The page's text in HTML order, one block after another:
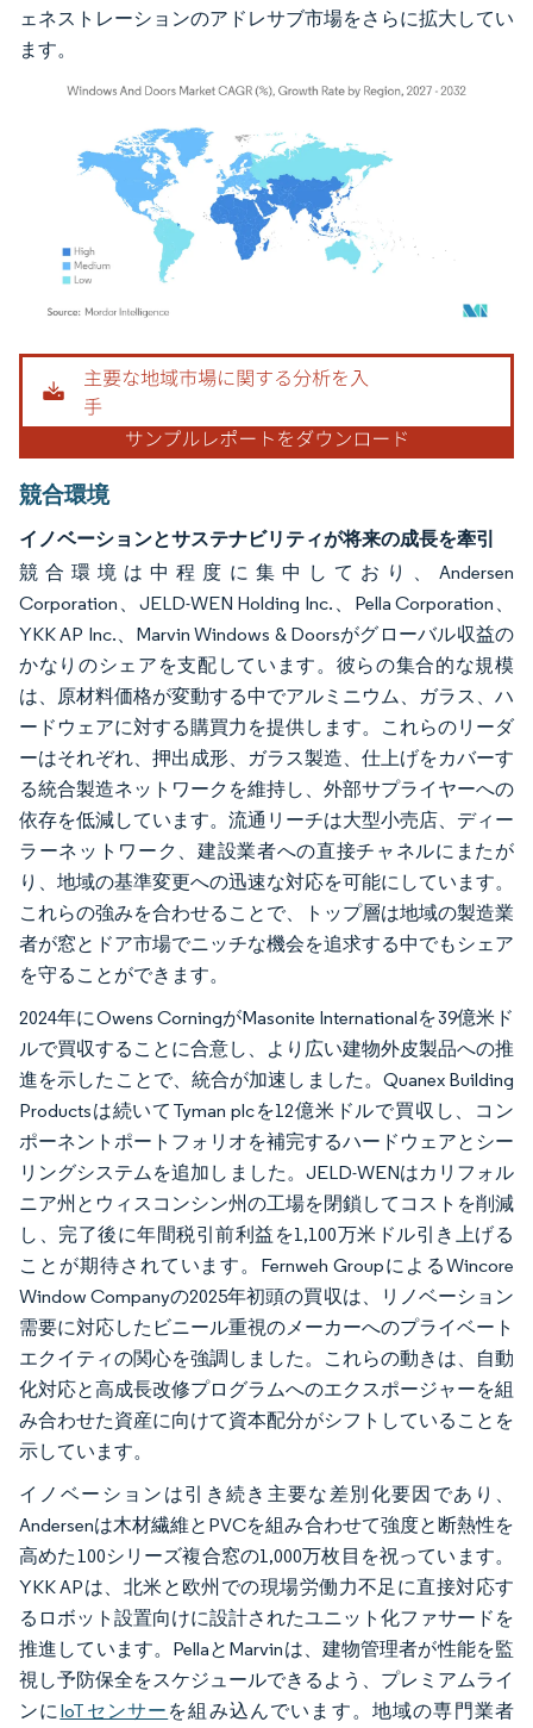
ェネストレーションのアドレサブ市場をさらに拡大してい
ます。
画像 © Mordor Intelligence。再利用にはCC BY 4.0の表示が必要です。
競合環境
イノベーションとサステナビリティが将来の成長を牽引
競合環境は中程度に集中しており、Andersen
Corporation、JELD-WEN Holding Inc.、Pella Corporation、
YKK AP Inc.、Marvin Windows & Doorsがグローバル収益の
かなりのシェアを支配しています。彼らの集合的な規模
は、原材料価格が変動する中でアルミニウム、ガラス、ハ
ードウェアに対する購買力を提供します。これらのリーダ
ーはそれぞれ、押出成形、ガラス製造、仕上げをカバーす
る統合製造ネットワークを維持し、外部サプライヤーへの
依存を低減しています。流通リーチは大型小売店、ディー
ラーネットワーク、建設業者への直接チャネルにまたが
り、地域の基準変更への迅速な対応を可能にしています。
これらの強みを合わせることで、トップ層は地域の製造業
者が窓とドア市場でニッチな機会を追求する中でもシェア
を守ることができます。
2024年にOwens CorningがMasonite Internationalを39億米ド
ルで買収することに合意し、より広い建物外皮製品への推
進を示したことで、統合が加速しました。Quanex Building
Productsは続いてTyman plcを12億米ドルで買収し、コン
ポーネントポートフォリオを補完するハードウェアとシー
リングシステムを追加しました。JELD-WENはカリフォル
ニア州とウィスコンシン州の工場を閉鎖してコストを削減
し、完了後に年間税引前利益を1,100万米ドル引き上げる
ことが期待されています。Fernweh GroupによるWincore
Window Companyの2025年初頭の買収は、リノベーション
需要に対応したビニール重視のメーカーへのプライベート
エクイティの関心を強調しました。これらの動きは、自動
化対応と高成長改修プログラムへのエクスポージャーを組
み合わせた資産に向けて資本配分がシフトしていることを
示しています。
イノベーションは引き続き主要な差別化要因であり、
Andersenは木材繊維とPVCを組み合わせて強度と断熱性を
高めた100シリーズ複合窓の1,000万枚目を祝っています。
YKK APは、北米と欧州での現場労働力不足に直接対応す
るロボット設置向けに設計されたユニット化ファサードを
推進しています。PellaとMarvinは、建物管理者が性能を監
視し予防保全をスケジュールできるよう、プレミアムライ
ンにIoTセンサー を組み込んでいます。地域の専門業者